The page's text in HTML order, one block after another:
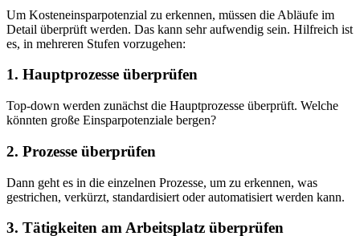
Um Kosteneinsparpotenzial zu erkennen, müssen die Abläufe im
Detail überprüft werden. Das kann sehr aufwendig sein. Hilfreich ist
es, in mehreren Stufen vorzugehen:
1. Hauptprozesse überprüfen
Top-down werden zunächst die Hauptprozesse überprüft. Welche
könnten große Einsparpotenziale bergen?
2. Prozesse überprüfen
Dann geht es in die einzelnen Prozesse, um zu erkennen, was
gestrichen, verkürzt, standardisiert oder automatisiert werden kann.
3. Tätigkeiten am Arbeitsplatz überprüfen